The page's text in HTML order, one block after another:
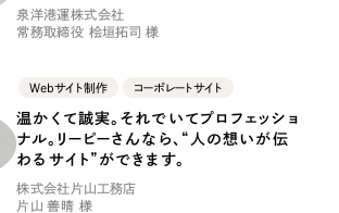
／クラウド型工数管理ツール
泉洋港運株式会社
常務取締役 桧垣拓司 様
Webサイト制作 コーポレートサイト
温かくて誠実。それでいてプロフェッショ
ナル。リーピーさんなら、“人の想いが伝
わるサイト”ができます。
株式会社片山工務店
片山 善晴 様